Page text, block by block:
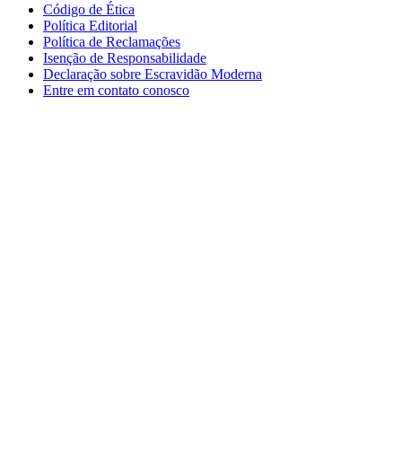
Código de Ética
Política Editorial
Política de Reclamações
Isenção de Responsabilidade
Declaração sobre Escravidão Moderna
Entre em contato conosco